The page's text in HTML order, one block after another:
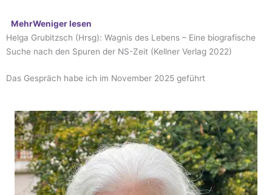
MehrWenigerlesen
Helga Grubitzsch (Hrsg): Wagnis des Lebens – Eine biografische
Suche nach den Spuren der NS-Zeit (Kellner Verlag 2022)
Das Gespräch habe ich im November 2025 geführt